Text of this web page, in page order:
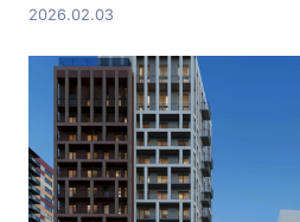
2026.02.03